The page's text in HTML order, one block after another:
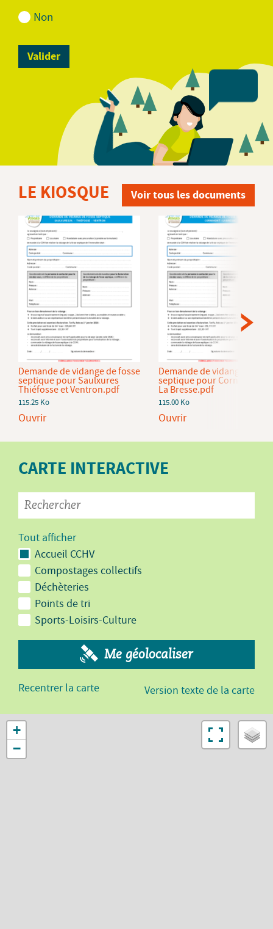
Non
LE KIOSQUE Voir tous les documents
Demande de vidange de fosse
septique pour Saulxures
Thiéfosse et Ventron.pdf
115.25 Ko
Ouvrir
Demande de vidange de
septique pour Cornimont et
La Bresse.pdf
115.00 Ko
Ouvrir
CARTE INTERACTIVE
Tout afficher
Accueil CCHV
Compostages collectifs
Déchèteries
Points de tri
Sports-Loisirs-Culture
Me géolocaliser
Recentrer la carte Version texte de la carte
+
−